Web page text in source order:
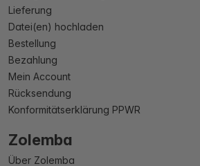
Lieferung
Datei(en) hochladen
Bestellung
Bezahlung
Mein Account
Rücksendung
Konformitätserklärung PPWR
Zolemba
Über Zolemba